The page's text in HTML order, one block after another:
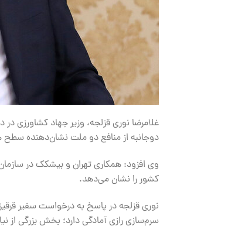
غلامرضا نوری قزلجه، وزیر جهاد کشاورزی
دوجانبه از منافع دو ملت نشان‌دهنده
وی افزود: همکاری تهران و بیشکک در
کشور را نشان می‌دهد.
نوری قزلجه در پاسخ به درخواست سفیر
سرم‌سازی رازی آمادگی دارد؛ بخش بزرگی از